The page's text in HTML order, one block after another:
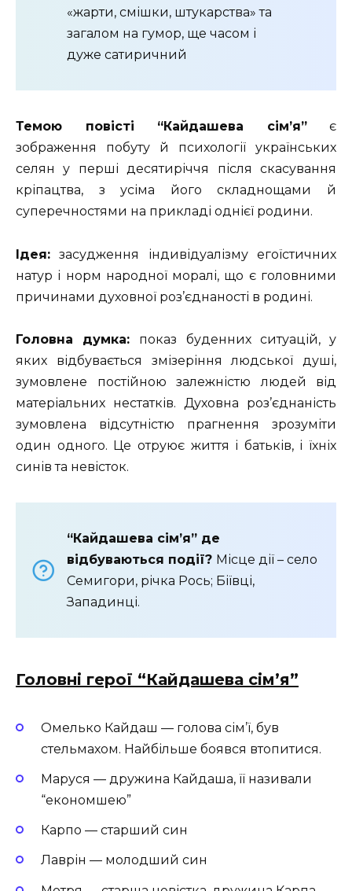
«жарти, смішки, штукарства» та
загалом на гумор, ще часом і
дуже сатиричний
Темою повісті “Кайдашева сім’я”є
зображення побуту й психології українських
селян у перші десятиріччя після скасування
кріпацтва, з усіма його складнощами й
суперечностями на прикладі однієї родини.
Ідея: засудження індивідуалізму егоїстичних
натур і норм народної моралі, що є головними
причинами духовної роз’єднаності в родині.
Головна думка: показ буденних ситуацій, у
яких відбувається змізеріння людської душі,
зумовлене постійною залежністю людей від
матеріальних нестатків. Духовна роз’єднаність
зумовлена відсутністю прагнення зрозуміти
один одного. Це отруює життя і батьків, і їхніх
синів та невісток.
“Кайдашева сім’я” де
відбуваються події? Місце дії – село
Семигори, річка Рось; Біївці,
Западинці.
Головні герої “Кайдашева сiм’я”
Омелько Кайдаш — голова сім’ї, був
стельмахом. Найбільше боявся втопитися.
Маруся — дружина Кайдаша, її називали
“економшею”
Карпо — старший син
Лаврін — молодший син